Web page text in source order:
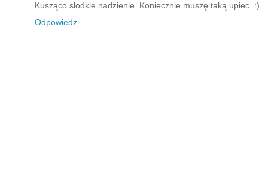
Kusząco słodkie nadzienie. Koniecznie muszę taką upiec. :)
Odpowiedz